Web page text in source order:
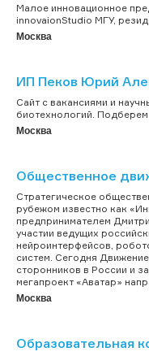
Малое инновационное
innovaionStudio МГУ,
Москва
ИП Пеков Юрий
Сайт с вакансиями и
биотехнологий. Подберем
Москва
Общественное
Стратегическое
рубежом известно как
предпринимателем
участии ведущих
нейроинтерфейсов,
систем. Сегодня
сторонников в России и
мегапроект «Аватар»
Москва
Образовательная